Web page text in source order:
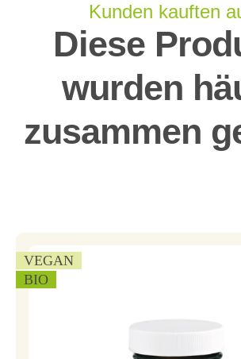
Kunden kauften
Diese
wurden
zusammen
VEGAN
BIO